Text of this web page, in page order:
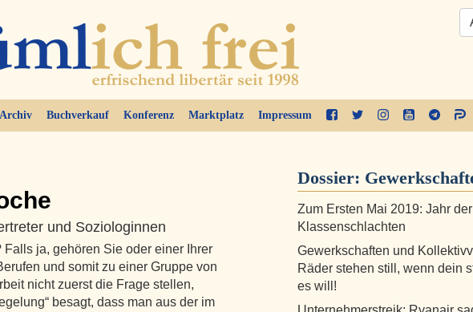
Archiv Buchverkauf Konferenz Marktplatz Impressum
und Soziologinnen
Falls ja, gehören Sie oder einer Ihrer
und somit zu einer Gruppe von
nicht zuerst die Frage stellen,
besagt, dass man aus der im
Dossier:
Zum Ersten Mai 2019: Jahr der
Klassenschlachten
Gewerkschaften und
Räder stehen still, wenn dein
es will!